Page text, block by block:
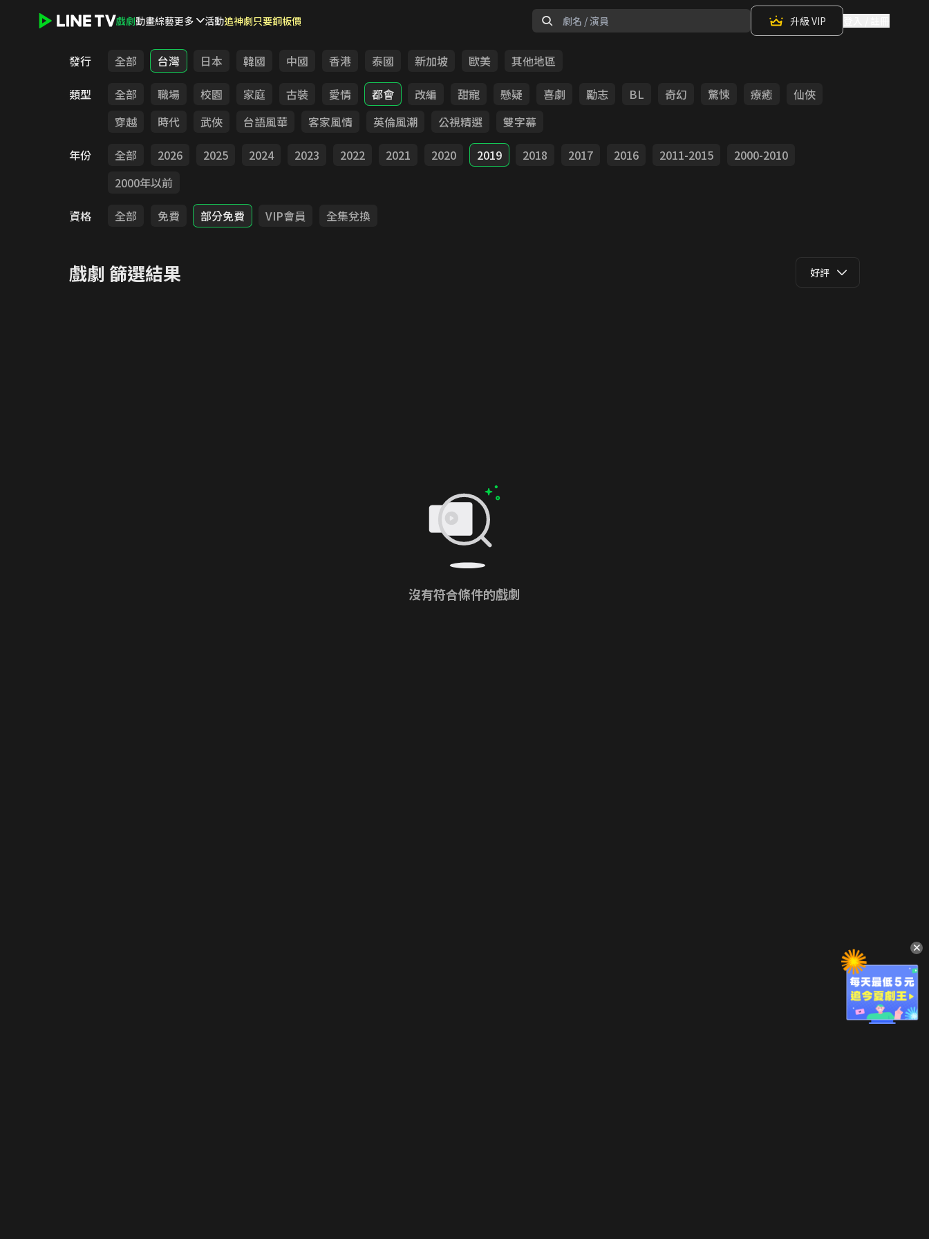
戲劇動畫綜藝更多 活動追神劇只要銅板價 升級 VIP
發行 全部 台灣 日本 韓國 中國 香港 泰國 新加坡 歐美
其他地區
類型
全部 職場 校園 家庭 古裝 愛情 都會 改編 甜寵 懸疑 喜劇 勵志 BL 奇幻 驚悚 療癒
仙俠
穿越
時代 武俠 台語風華 客家風情 英倫風潮 公視精選
雙字幕
年份
全部 2026 2025 2024 2023 2022 2021 2020 2019 2018 2017 2016 2011-2015
2000-2010
2000年以前
資格
全部 免費 部分免費 VIP會員 全集兌換
戲劇 篩選結果 好評
沒有符合條件的戲劇